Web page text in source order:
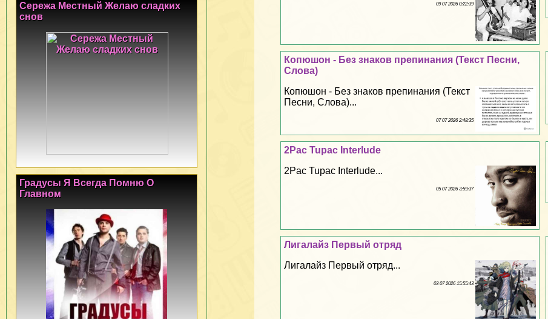
09 07 2026 0:22:39
Копюшон - Без знаков препинания (Текст Песни,
Слова)
Копюшон - Без знаков препинания (Текст
Песни, Слова)...
07 07 2026 2:48:35
2Pac Tupac Interlude
2Pac Tupac Interlude...
05 07 2026 3:59:37
Лигалайз Первый отряд
Лигалайз Первый отряд...
03 07 2026 15:55:43
Сережа Местный Желаю сладких
снов
Градусы Я Всегда Помню О
Главном